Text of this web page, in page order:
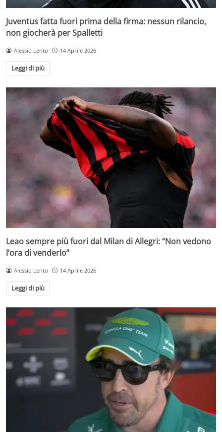
Juventus fatta fuori prima della firma: nessun rilancio,
non giocherà per Spalletti
Alessio Lento 14 Aprile 2026
Leggi di più
Leao sempre più fuori dal Milan di Allegri: “Non vedono
l’ora di venderlo”
Alessio Lento 14 Aprile 2026
Leggi di più